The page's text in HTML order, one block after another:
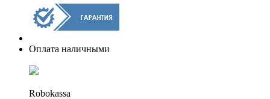
Оплата наличными
Robokassa